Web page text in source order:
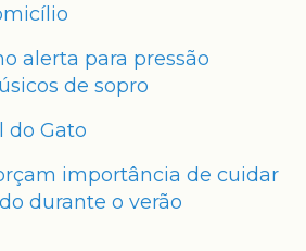
alerta para pressão
de sopro
do Gato
importância de cuidar
durante o verão